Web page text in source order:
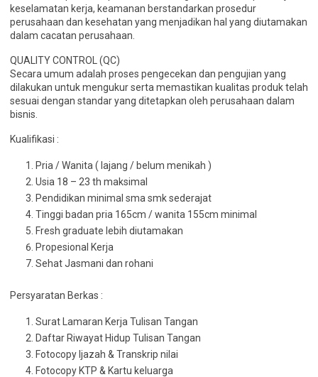
keselamatan kerja, keamanan berstandarkan prosedur
perusahaan dan kesehatan yang menjadikan hal yang diutamakan
dalam cacatan perusahaan.
QUALITY CONTROL (QC)
Secara umum adalah proses pengecekan dan pengujian yang
dilakukan untuk mengukur serta memastikan kualitas produk telah
sesuai dengan standar yang ditetapkan oleh perusahaan dalam
bisnis.
Kualifikasi :
Pria / Wanita ( lajang / belum menikah )
Usia 18 – 23 th maksimal
Pendidikan minimal sma smk sederajat
Tinggi badan pria 165cm / wanita 155cm minimal
Fresh graduate lebih diutamakan
Propesional Kerja
Sehat Jasmani dan rohani
Persyaratan Berkas :
Surat Lamaran Kerja Tulisan Tangan
Daftar Riwayat Hidup Tulisan Tangan
Fotocopy Ijazah & Transkrip nilai
Fotocopy KTP & Kartu keluarga